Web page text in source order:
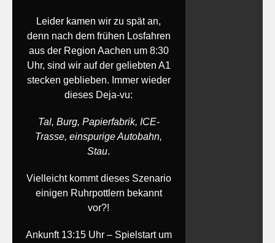
Leider kamen wir zu spät an,
denn nach dem frühen Losfahren
aus der Region Aachen um 8:30
Uhr, sind wir auf der geliebten A1
stecken geblieben. Immer wieder
dieses Deja-vu:
Tal, Burg, Papierfabrik, ICE-
Trasse, einspurige Autobahn,
Stau.
Vielleicht kommt dieses Szenario
einigen Ruhrpottlern bekannt
vor?!
Ankunft 13:15 Uhr – Spielstart um